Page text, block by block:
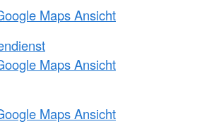
Maps Ansicht
Maps Ansicht
Maps Ansicht